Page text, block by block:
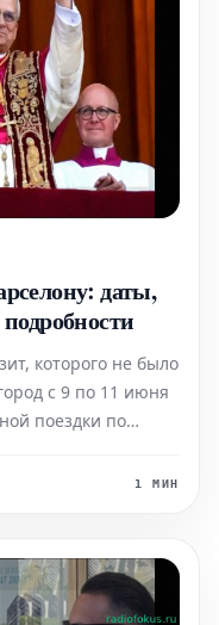
даты,
которого не было
с 9 по 11 июня
поездки по
рядовой визит;
1 МИН